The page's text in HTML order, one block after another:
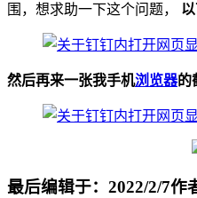
围，想求助一下这个问题，
然后再来一张我手机浏览器的
最后编辑于：2022/2/7作